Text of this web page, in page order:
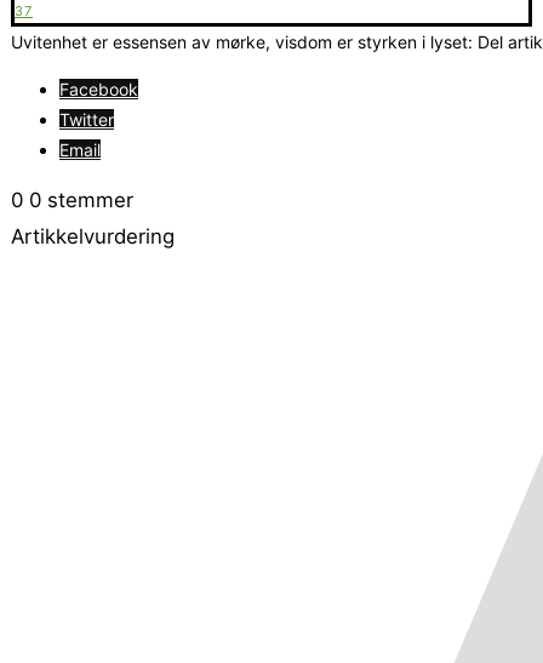
37
Uvitenhet er essensen av mørke, visdom er styrken i lyset: Del
Facebook
Twitter
Email
0 0 stemmer
Artikkelvurdering